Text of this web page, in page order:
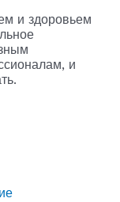
и здоровьем
и